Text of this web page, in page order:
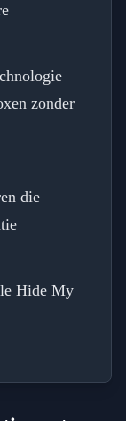
zonder
die
Hide My